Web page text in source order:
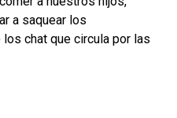
a saquear los
chat que circula por las